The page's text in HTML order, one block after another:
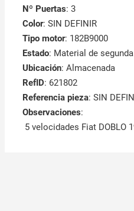
Nº Puertas: 3
Color: SIN DEFINIR
Tipo motor: 182B9000
Estado: Material de
Ubicación: Almacenada
RefID: 621802
Referencia pieza: SIN
Observaciones:
5 velocidades Fiat DOBLO